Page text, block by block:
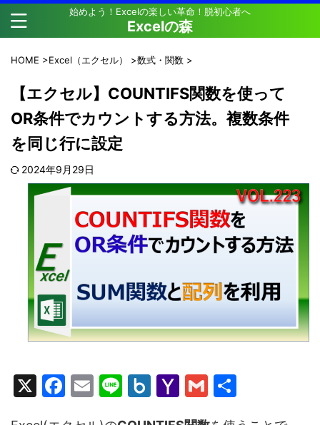
始めよう！Excelの楽しい革命！脱初心者へ
Excelの森
HOME >Excel（エクセル） >数式・関数 >
【エクセル】COUNTIFS関数を使って
OR条件でカウントする方法。複数条件
を同じ行に設定
2024年9月29日
X
F
E
Li B
Y
G